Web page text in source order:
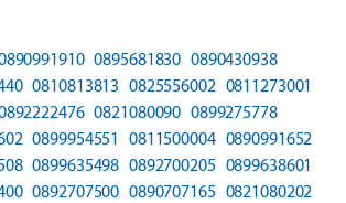
0895681830 0890430938
0810813813 0825556002 0811273001
0821080090 0899275778
0899954551 0811500004 0890991652
0899635498 0892700205 0899638601
0892707500 0890707165 0821080202